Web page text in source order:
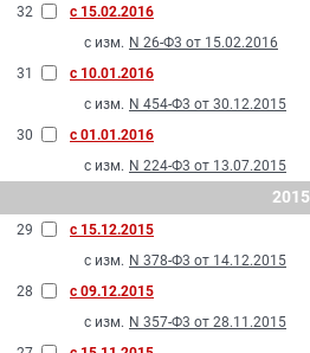
32
с 15.02.2016
с изм. N 26-Ф3 от 15.02.2016
31
с 10.01.2016
с изм. N 454-Ф3 от 30.12.2015
30
с 01.01.2016
с изм. N 224-Ф3 от 13.07.2015
2015
29
с 15.12.2015
с изм. N 378-Ф3 от 14.12.2015
28
с 09.12.2015
с изм. N 357-Ф3 от 28.11.2015